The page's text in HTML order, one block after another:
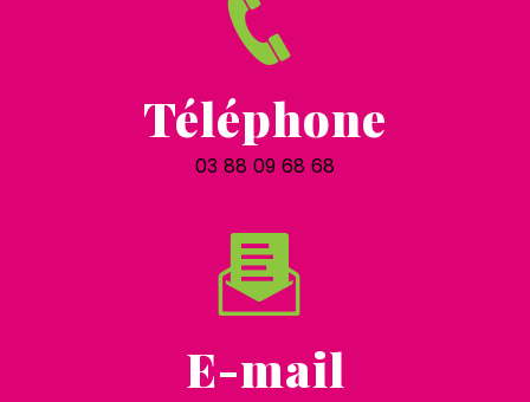
Téléphone
03 88 09 68 68
E-mail